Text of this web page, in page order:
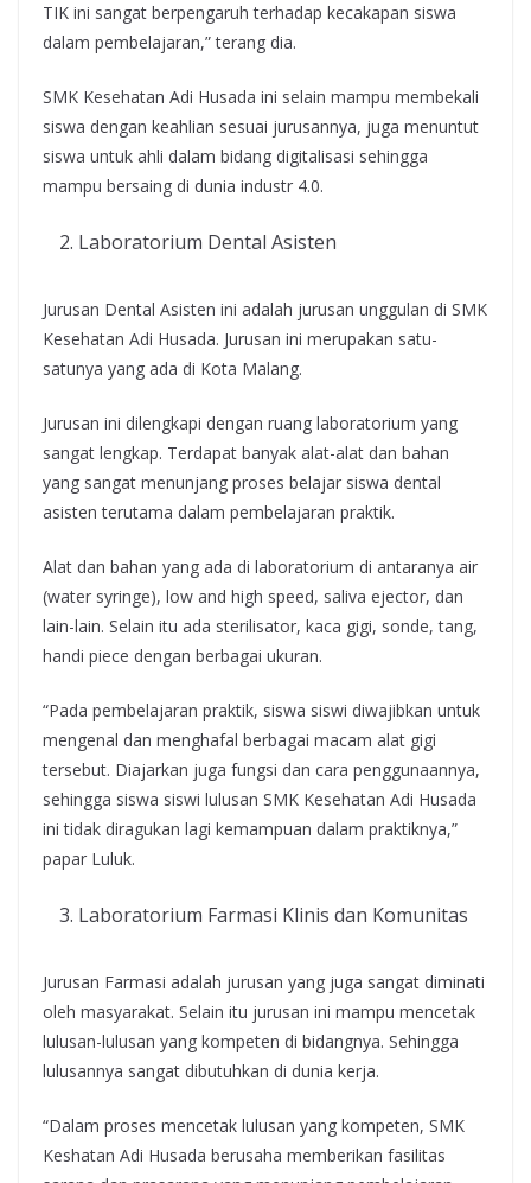
TIK ini sangat berpengaruh terhadap kecakapan siswa
dalam pembelajaran,” terang dia.
SMK Kesehatan Adi Husada ini selain mampu membekali
siswa dengan keahlian sesuai jurusannya, juga menuntut
siswa untuk ahli dalam bidang digitalisasi sehingga
mampu bersaing di dunia industr 4.0.
Laboratorium Dental Asisten
Jurusan Dental Asisten ini adalah jurusan unggulan di SMK
Kesehatan Adi Husada. Jurusan ini merupakan satu-
satunya yang ada di Kota Malang.
Jurusan ini dilengkapi dengan ruang laboratorium yang
sangat lengkap. Terdapat banyak alat-alat dan bahan
yang sangat menunjang proses belajar siswa dental
asisten terutama dalam pembelajaran praktik.
Alat dan bahan yang ada di laboratorium di antaranya air
(water syringe), low and high speed, saliva ejector, dan
lain-lain. Selain itu ada sterilisator, kaca gigi, sonde, tang,
handi piece dengan berbagai ukuran.
“Pada pembelajaran praktik, siswa siswi diwajibkan untuk
mengenal dan menghafal berbagai macam alat gigi
tersebut. Diajarkan juga fungsi dan cara penggunaannya,
sehingga siswa siswi lulusan SMK Kesehatan Adi Husada
ini tidak diragukan lagi kemampuan dalam praktiknya,”
papar Luluk.
Laboratorium Farmasi Klinis dan Komunitas
Jurusan Farmasi adalah jurusan yang juga sangat diminati
oleh masyarakat. Selain itu jurusan ini mampu mencetak
lulusan-lulusan yang kompeten di bidangnya. Sehingga
lulusannya sangat dibutuhkan di dunia kerja.
“Dalam proses mencetak lulusan yang kompeten, SMK
Keshatan Adi Husada berusaha memberikan fasilitas